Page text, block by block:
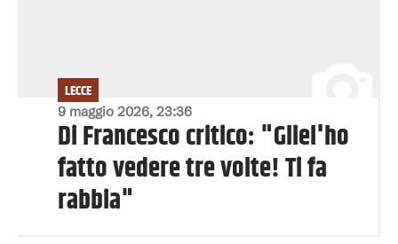
9 maggio 2026, 23:36
LECCE
Di Francesco critico: "Gliel'ho
fatto vedere tre volte! Ti fa
rabbia"